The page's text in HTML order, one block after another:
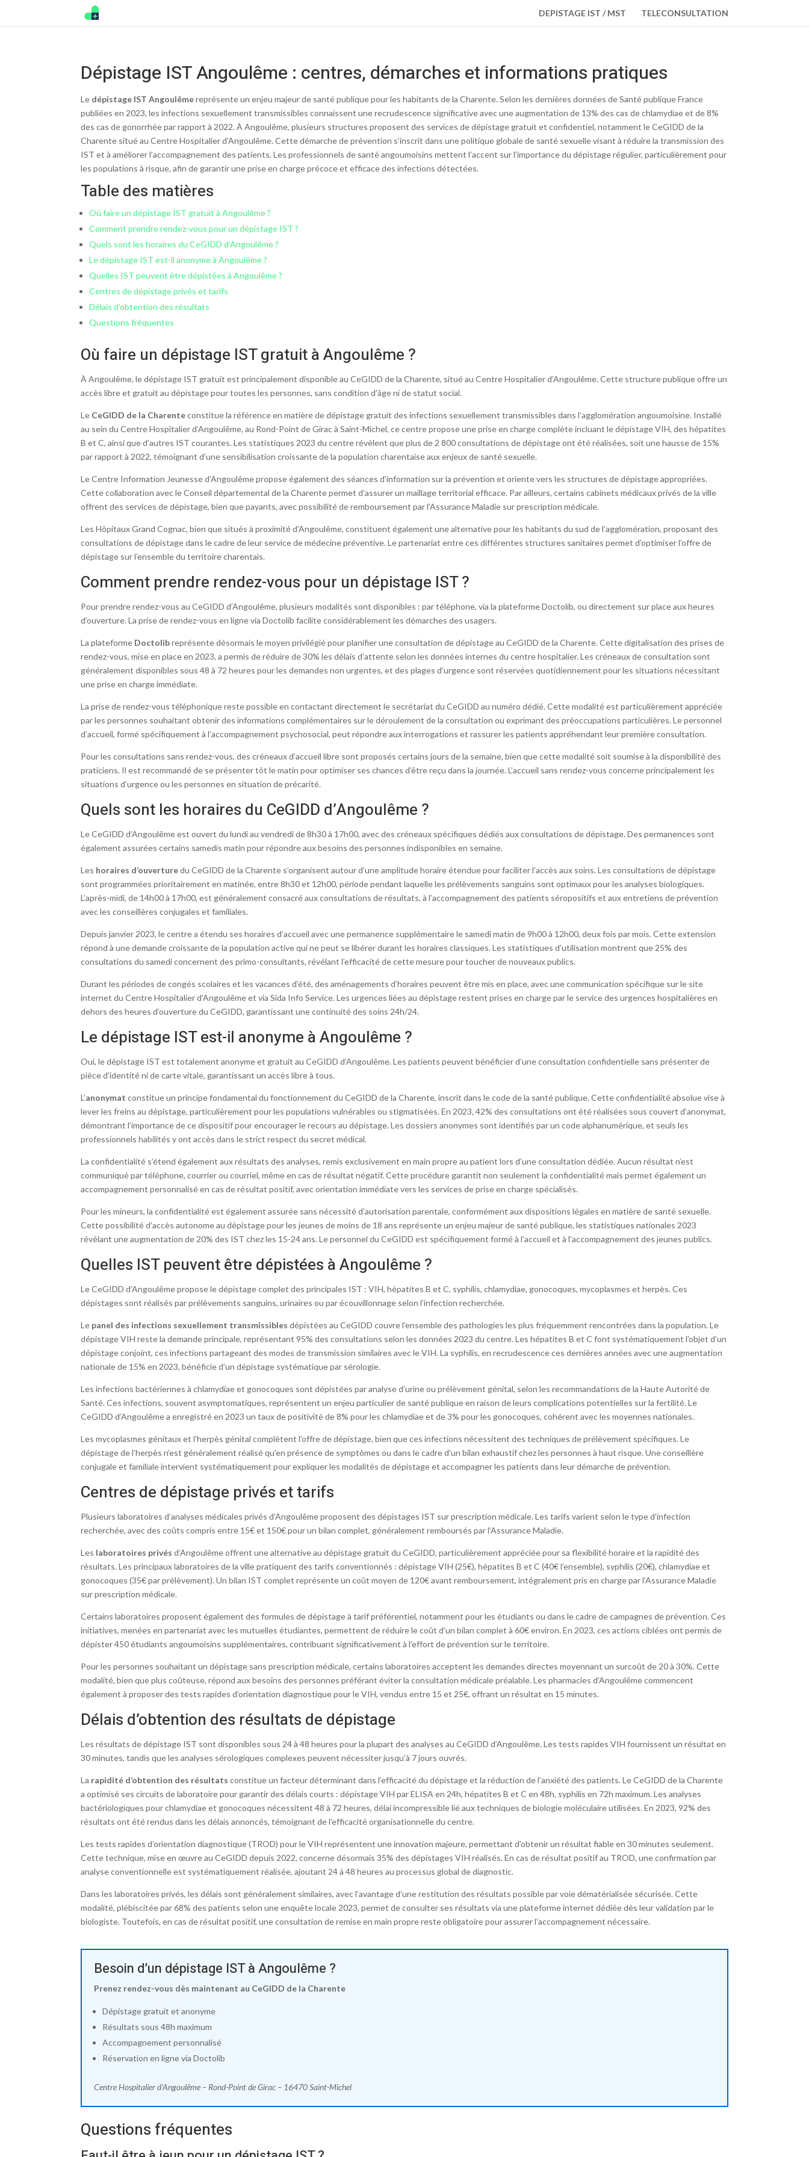
DEPISTAGE IST / MST TELECONSULTATION
Dépistage IST Angoulême : centres, démarches et informations pratiques
Le dépistage IST Angoulêmereprésente un enjeu majeur de santé publique pour les habitants de la Charente. Selon les dernières données de Santé publique France
publiées en 2023, les infections sexuellement transmissibles connaissent une recrudescence significative avec une augmentation de 13% des cas de chlamydiae et de 8%
des cas de gonorrhée par rapport à 2022. À Angoulême, plusieurs structures proposent des services de dépistage gratuit et confidentiel, notamment le CeGIDD de la
Charente situé au Centre Hospitalier d’Angoulême. Cette démarche de prévention s’inscrit dans une politique globale de santé sexuelle visant à réduire la transmission des
IST et à améliorer l’accompagnement des patients. Les professionnels de santé angoumoisins mettent l’accent sur l’importance du dépistage régulier, particulièrement pour
les populations à risque, afin de garantir une prise en charge précoce et efficace des infections détectées.
Table des matières
Où faire un dépistage IST gratuit à Angoulême ?
Comment prendre rendez-vous pour un dépistage IST ?
Quels sont les horaires du CeGIDD d’Angoulême ?
Le dépistage IST est-il anonyme à Angoulême ?
Quelles IST peuvent être dépistées à Angoulême ?
Centres de dépistage privés et tarifs
Délais d’obtention des résultats
Questions fréquentes
Où faire un dépistage IST gratuit à Angoulême ?
À Angoulême, le dépistage IST gratuit est principalement disponible au CeGIDD de la Charente, situé au Centre Hospitalier d’Angoulême. Cette structure publique offre un
accès libre et gratuit au dépistage pour toutes les personnes, sans condition d’âge ni de statut social.
Le CeGIDD de la Charenteconstitue la référence en matière de dépistage gratuit des infections sexuellement transmissibles dans l’agglomération angoumoisine. Installé
au sein du Centre Hospitalier d’Angoulême, au Rond-Point de Girac à Saint-Michel, ce centre propose une prise en charge complète incluant le dépistage VIH, des hépatites
B et C, ainsi que d’autres IST courantes. Les statistiques 2023 du centre révèlent que plus de 2 800 consultations de dépistage ont été réalisées, soit une hausse de 15%
par rapport à 2022, témoignant d’une sensibilisation croissante de la population charentaise aux enjeux de santé sexuelle.
Le Centre Information Jeunesse d’Angoulême propose également des séances d’information sur la prévention et oriente vers les structures de dépistage appropriées.
Cette collaboration avec le Conseil départemental de la Charente permet d’assurer un maillage territorial efficace. Par ailleurs, certains cabinets médicaux privés de la ville
offrent des services de dépistage, bien que payants, avec possibilité de remboursement par l’Assurance Maladie sur prescription médicale.
Les Hôpitaux Grand Cognac, bien que situés à proximité d’Angoulême, constituent également une alternative pour les habitants du sud de l’agglomération, proposant des
consultations de dépistage dans le cadre de leur service de médecine préventive. Le partenariat entre ces différentes structures sanitaires permet d’optimiser l’offre de
dépistage sur l’ensemble du territoire charentais.
Comment prendre rendez-vous pour un dépistage IST ?
Pour prendre rendez-vous au CeGIDD d’Angoulême, plusieurs modalités sont disponibles : par téléphone, via la plateforme Doctolib, ou directement sur place aux heures
d’ouverture. La prise de rendez-vous en ligne via Doctolib facilite considérablement les démarches des usagers.
La plateforme Doctolibreprésente désormais le moyen privilégié pour planifier une consultation de dépistage au CeGIDD de la Charente. Cette digitalisation des prises de
rendez-vous, mise en place en 2023, a permis de réduire de 30% les délais d’attente selon les données internes du centre hospitalier. Les créneaux de consultation sont
généralement disponibles sous 48 à 72 heures pour les demandes non urgentes, et des plages d’urgence sont réservées quotidiennement pour les situations nécessitant
une prise en charge immédiate.
La prise de rendez-vous téléphonique reste possible en contactant directement le secrétariat du CeGIDD au numéro dédié. Cette modalité est particulièrement appréciée
par les personnes souhaitant obtenir des informations complémentaires sur le déroulement de la consultation ou exprimant des préoccupations particulières. Le personnel
d’accueil, formé spécifiquement à l’accompagnement psychosocial, peut répondre aux interrogations et rassurer les patients appréhendant leur première consultation.
Pour les consultations sans rendez-vous, des créneaux d’accueil libre sont proposés certains jours de la semaine, bien que cette modalité soit soumise à la disponibilité des
praticiens. Il est recommandé de se présenter tôt le matin pour optimiser ses chances d’être reçu dans la journée. L’accueil sans rendez-vous concerne principalement les
situations d’urgence ou les personnes en situation de précarité.
Quels sont les horaires du CeGIDD d’Angoulême ?
Le CeGIDD d’Angoulême est ouvert du lundi au vendredi de 8h30 à 17h00, avec des créneaux spécifiques dédiés aux consultations de dépistage. Des permanences sont
également assurées certains samedis matin pour répondre aux besoins des personnes indisponibles en semaine.
Les horaires d’ouverturedu CeGIDD de la Charente s’organisent autour d’une amplitude horaire étendue pour faciliter l’accès aux soins. Les consultations de dépistage
sont programmées prioritairement en matinée, entre 8h30 et 12h00, période pendant laquelle les prélèvements sanguins sont optimaux pour les analyses biologiques.
L’après-midi, de 14h00 à 17h00, est généralement consacré aux consultations de résultats, à l’accompagnement des patients séropositifs et aux entretiens de prévention
avec les conseillères conjugales et familiales.
Depuis janvier 2023, le centre a étendu ses horaires d’accueil avec une permanence supplémentaire le samedi matin de 9h00 à 12h00, deux fois par mois. Cette extension
répond à une demande croissante de la population active qui ne peut se libérer durant les horaires classiques. Les statistiques d’utilisation montrent que 25% des
consultations du samedi concernent des primo-consultants, révélant l’efficacité de cette mesure pour toucher de nouveaux publics.
Durant les périodes de congés scolaires et les vacances d’été, des aménagements d’horaires peuvent être mis en place, avec une communication spécifique sur le site
internet du Centre Hospitalier d’Angoulême et via Sida Info Service. Les urgences liées au dépistage restent prises en charge par le service des urgences hospitalières en
dehors des heures d’ouverture du CeGIDD, garantissant une continuité des soins 24h/24.
Le dépistage IST est-il anonyme à Angoulême ?
Oui, le dépistage IST est totalement anonyme et gratuit au CeGIDD d’Angoulême. Les patients peuvent bénéficier d’une consultation confidentielle sans présenter de
pièce d’identité ni de carte vitale, garantissant un accès libre à tous.
L’anonymat constitue un principe fondamental du fonctionnement du CeGIDD de la Charente, inscrit dans le code de la santé publique. Cette confidentialité absolue vise à
lever les freins au dépistage, particulièrement pour les populations vulnérables ou stigmatisées. En 2023, 42% des consultations ont été réalisées sous couvert d’anonymat,
démontrant l’importance de ce dispositif pour encourager le recours au dépistage. Les dossiers anonymes sont identifiés par un code alphanumérique, et seuls les
professionnels habilités y ont accès dans le strict respect du secret médical.
La confidentialité s’étend également aux résultats des analyses, remis exclusivement en main propre au patient lors d’une consultation dédiée. Aucun résultat n’est
communiqué par téléphone, courrier ou courriel, même en cas de résultat négatif. Cette procédure garantit non seulement la confidentialité mais permet également un
accompagnement personnalisé en cas de résultat positif, avec orientation immédiate vers les services de prise en charge spécialisés.
Pour les mineurs, la confidentialité est également assurée sans nécessité d’autorisation parentale, conformément aux dispositions légales en matière de santé sexuelle.
Cette possibilité d’accès autonome au dépistage pour les jeunes de moins de 18 ans représente un enjeu majeur de santé publique, les statistiques nationales 2023
révélant une augmentation de 20% des IST chez les 15-24 ans. Le personnel du CeGIDD est spécifiquement formé à l’accueil et à l’accompagnement des jeunes publics.
Quelles IST peuvent être dépistées à Angoulême ?
Le CeGIDD d’Angoulême propose le dépistage complet des principales IST : VIH, hépatites B et C, syphilis, chlamydiae, gonocoques, mycoplasmes et herpès. Ces
dépistages sont réalisés par prélèvements sanguins, urinaires ou par écouvillonnage selon l’infection recherchée.
Le panel des infections sexuellement transmissibles dépistées au CeGIDD couvre l’ensemble des pathologies les plus fréquemment rencontrées dans la population. Le
dépistage VIH reste la demande principale, représentant 95% des consultations selon les données 2023 du centre. Les hépatites B et C font systématiquement l’objet d’un
dépistage conjoint, ces infections partageant des modes de transmission similaires avec le VIH. La syphilis, en recrudescence ces dernières années avec une augmentation
nationale de 15% en 2023, bénéficie d’un dépistage systématique par sérologie.
Les infections bactériennes à chlamydiae et gonocoques sont dépistées par analyse d’urine ou prélèvement génital, selon les recommandations de la Haute Autorité de
Santé. Ces infections, souvent asymptomatiques, représentent un enjeu particulier de santé publique en raison de leurs complications potentielles sur la fertilité. Le
CeGIDD d’Angoulême a enregistré en 2023 un taux de positivité de 8% pour les chlamydiae et de 3% pour les gonocoques, cohérent avec les moyennes nationales.
Les mycoplasmes génitaux et l’herpès génital complètent l’offre de dépistage, bien que ces infections nécessitent des techniques de prélèvement spécifiques. Le
dépistage de l’herpès n’est généralement réalisé qu’en présence de symptômes ou dans le cadre d’un bilan exhaustif chez les personnes à haut risque. Une conseillère
conjugale et familiale intervient systématiquement pour expliquer les modalités de dépistage et accompagner les patients dans leur démarche de prévention.
Centres de dépistage privés et tarifs
Plusieurs laboratoires d’analyses médicales privés d’Angoulême proposent des dépistages IST sur prescription médicale. Les tarifs varient selon le type d’infection
recherchée, avec des coûts compris entre 15€ et 150€ pour un bilan complet, généralement remboursés par l’Assurance Maladie.
Les laboratoires privés d’Angoulême offrent une alternative au dépistage gratuit du CeGIDD, particulièrement appréciée pour sa flexibilité horaire et la rapidité des
résultats. Les principaux laboratoires de la ville pratiquent des tarifs conventionnés : dépistage VIH (25€), hépatites B et C (40€ l’ensemble), syphilis (20€), chlamydiae et
gonocoques (35€ par prélèvement). Un bilan IST complet représente un coût moyen de 120€ avant remboursement, intégralement pris en charge par l’Assurance Maladie
sur prescription médicale.
Certains laboratoires proposent également des formules de dépistage à tarif préférentiel, notamment pour les étudiants ou dans le cadre de campagnes de prévention. Ces
initiatives, menées en partenariat avec les mutuelles étudiantes, permettent de réduire le coût d’un bilan complet à 60€ environ. En 2023, ces actions ciblées ont permis de
dépister 450 étudiants angoumoisins supplémentaires, contribuant significativement à l’effort de prévention sur le territoire.
Pour les personnes souhaitant un dépistage sans prescription médicale, certains laboratoires acceptent les demandes directes moyennant un surcoût de 20 à 30%. Cette
modalité, bien que plus coûteuse, répond aux besoins des personnes préférant éviter la consultation médicale préalable. Les pharmacies d’Angoulême commencent
également à proposer des tests rapides d’orientation diagnostique pour le VIH, vendus entre 15 et 25€, offrant un résultat en 15 minutes.
Délais d’obtention des résultats de dépistage
Les résultats de dépistage IST sont disponibles sous 24 à 48 heures pour la plupart des analyses au CeGIDD d’Angoulême. Les tests rapides VIH fournissent un résultat en
30 minutes, tandis que les analyses sérologiques complexes peuvent nécessiter jusqu’à 7 jours ouvrés.
La rapidité d’obtention des résultats constitue un facteur déterminant dans l’efficacité du dépistage et la réduction de l’anxiété des patients. Le CeGIDD de la Charente
a optimisé ses circuits de laboratoire pour garantir des délais courts : dépistage VIH par ELISA en 24h, hépatites B et C en 48h, syphilis en 72h maximum. Les analyses
bactériologiques pour chlamydiae et gonocoques nécessitent 48 à 72 heures, délai incompressible lié aux techniques de biologie moléculaire utilisées. En 2023, 92% des
résultats ont été rendus dans les délais annoncés, témoignant de l’efficacité organisationnelle du centre.
Les tests rapides d’orientation diagnostique (TROD) pour le VIH représentent une innovation majeure, permettant d’obtenir un résultat fiable en 30 minutes seulement.
Cette technique, mise en œuvre au CeGIDD depuis 2022, concerne désormais 35% des dépistages VIH réalisés. En cas de résultat positif au TROD, une confirmation par
analyse conventionnelle est systématiquement réalisée, ajoutant 24 à 48 heures au processus global de diagnostic.
Dans les laboratoires privés, les délais sont généralement similaires, avec l’avantage d’une restitution des résultats possible par voie dématérialisée sécurisée. Cette
modalité, plébiscitée par 68% des patients selon une enquête locale 2023, permet de consulter ses résultats via une plateforme internet dédiée dès leur validation par le
biologiste. Toutefois, en cas de résultat positif, une consultation de remise en main propre reste obligatoire pour assurer l’accompagnement nécessaire.
Besoin d’un dépistage IST à Angoulême ?
Prenez rendez-vous dès maintenant au CeGIDD de la Charente
Dépistage gratuit et anonyme
Résultats sous 48h maximum
Accompagnement personnalisé
Réservation en ligne via Doctolib
Centre Hospitalier d’Angoulême – Rond-Point de Girac – 16470 Saint-Michel
Questions fréquentes